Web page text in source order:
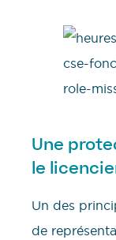
Une
le
Un des
de